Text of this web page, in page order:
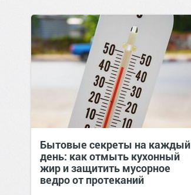
Бытовые секреты на каждый
день: как отмыть кухонный
жир и защитить мусорное
ведро от протеканий